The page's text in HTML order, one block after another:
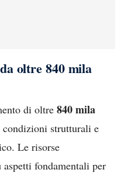
oltre 840 mila
di oltre 840 mila
strutturali e
Le risorse
fondamentali per